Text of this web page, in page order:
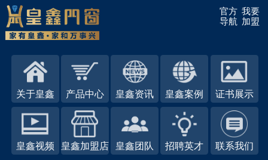
关于皇鑫 产品中心 皇鑫资讯 皇鑫案例 证书展示
皇鑫视频 皇鑫加盟店 皇鑫团队 招聘英才 联系我们
官方
导航
我要
加盟